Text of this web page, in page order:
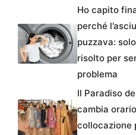
Ho capito
perché
puzzava:
risolto per
problema
Il Paradiso
cambia
collocazione